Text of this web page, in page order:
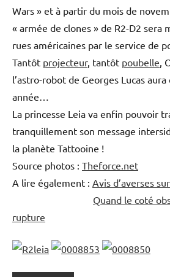
Wars » et à partir du mois de
« armée de clones » de R2-D2 sera
rues américaines par le service de
Tantôt projecteur, tantôt poubelle ,
l’astro-robot de Georges Lucas
année…
La princesse Leia va enfin pouvoir
tranquillement son message
la planète Tattooine !
Source photos : Theforce.net
A lire également : Avis d’averses
Quand le coté
rupture